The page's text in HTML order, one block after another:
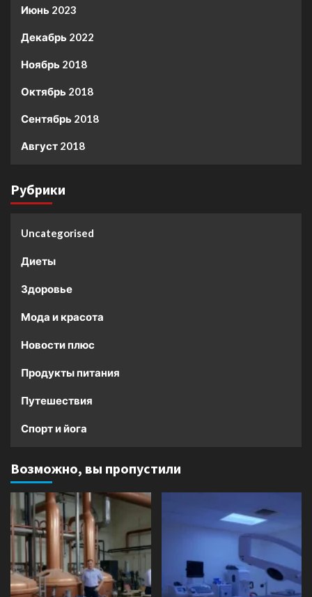
Июнь 2023
Декабрь 2022
Ноябрь 2018
Октябрь 2018
Сентябрь 2018
Август 2018
Рубрики
Uncategorised
Диеты
Здоровье
Мода и красота
Новости плюс
Продукты питания
Путешествия
Спорт и йога
Возможно, вы пропустили